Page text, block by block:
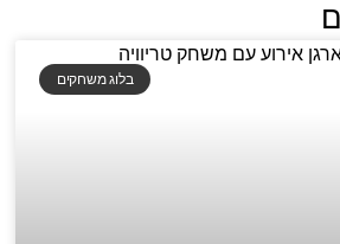
בלוג משחקים